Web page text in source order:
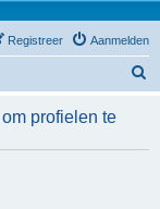
Aanmelden
Registreer
k
profielen te